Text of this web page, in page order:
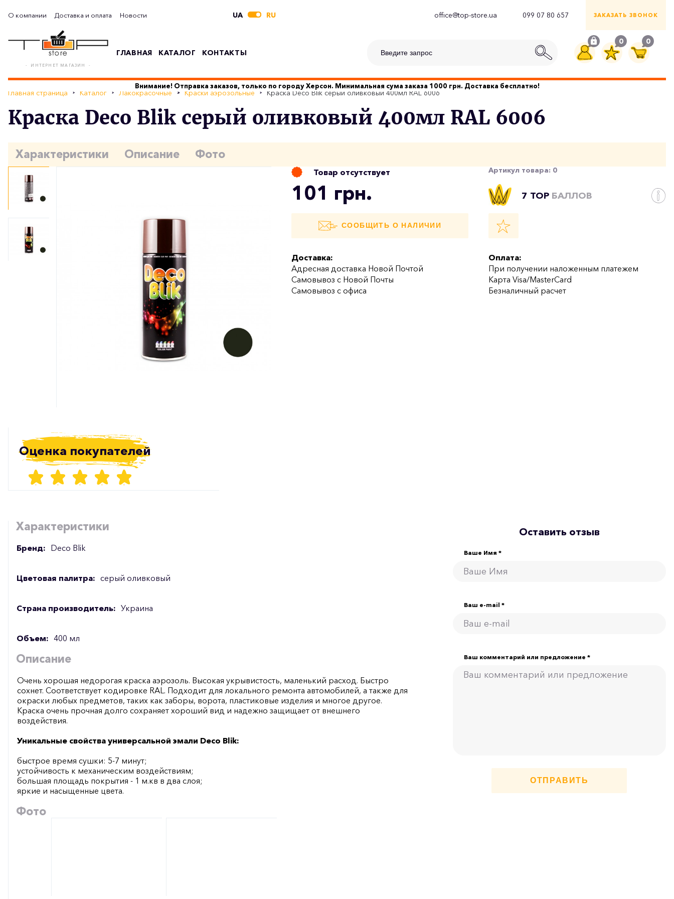
О компании Доставка и оплата Новости UA RU office@top-store.ua 099 07 80 657 ЗАКАЗАТЬ ЗВОНОК
- ИНТЕРНЕТ МАГАЗИН -
ГЛАВНАЯ КАТАЛОГ КОНТАКТЫ
0 0
Внимание! Отправка заказов, только по городу Херсон. Минимальная сума заказа 1000 грн. Доставка бесплатно!
Главная страница Каталог Лакокрасочные Краски аэрозольные Краска Deco Blik серый оливковый 400мл RAL 6006
Краска Deco Blik серый оливковый 400мл RAL 6006
Характеристики Описание Фото
Товар отсутствует Артикул товара: 0
101 грн. 7 TOP БАЛЛОВ
СООБЩИТЬ О НАЛИЧИИ
Доставка:
Адресная доставка Новой Почтой
Самовывоз с Новой Почты
Самовывоз с офиса
Оплата:
При получении наложенным платежем
Карта Visa/MasterCard
Безналичный расчет
Оценка покупателей
Характеристики
Бренд: Deco Blik
Цветовая палитра: серый оливковый
Страна производитель: Украина
Объем: 400 мл
Описание
Очень хорошая недорогая краска аэрозоль. Высокая укрывистость, маленький расход. Быстро
сохнет. Соответствует кодировке RAL. Подходит для локального ремонта автомобилей, а также для
окраски любых предметов, таких как заборы, ворота, пластиковые изделия и многое другое.
Краска очень прочная долго сохраняет хороший вид и надежно защищает от внешнего
воздействия.
Уникальные свойства универсальной эмали Deco Blik:
быстрое время сушки: 5-7 минут;
устойчивость к механическим воздействиям;
большая площадь покрытия - 1 м.кв в два слоя;
яркие и насыщенные цвета.
Фото
Оставить отзыв
Ваше Имя *
Ваш e-mail *
Ваш комментарий или предложение *
ОТПРАВИТЬ